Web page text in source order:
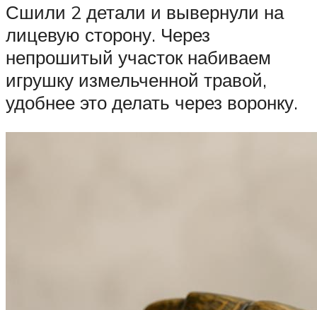
Сшили 2 детали и вывернули на
лицевую сторону. Через
непрошитый участок набиваем
игрушку измельченной травой,
удобнее это делать через воронку.